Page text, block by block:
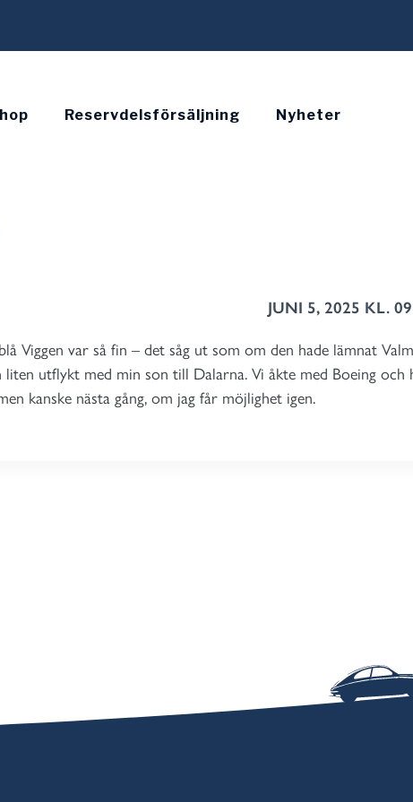
Reservdelsförsäljning Nyheter
JUNI 5, 2025 KL.
Viggen var så fin – det såg ut som om den hade lämnat
liten utflykt med min son till Dalarna. Vi åkte med Boeing och
kanske nästa gång, om jag får möjlighet igen.